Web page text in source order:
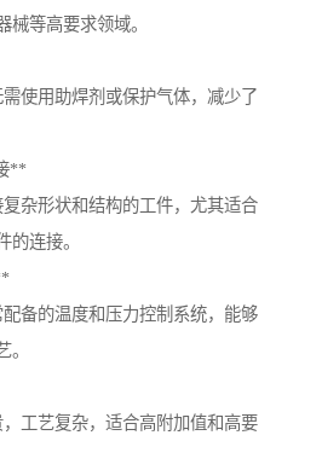
械等高要求领域。
使用助焊剂或保护气体，减少了
**
杂形状和结构的工件，尤其适合
的连接。
备的温度和压力控制系统，能够
。
工艺复杂，适合高附加值和高要